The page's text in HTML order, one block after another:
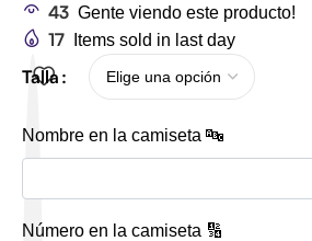
43 Gente viendo este producto!
17 Items sold in last day
Talla
Nombre en la camiseta 🔤
Número en la camiseta 🔢